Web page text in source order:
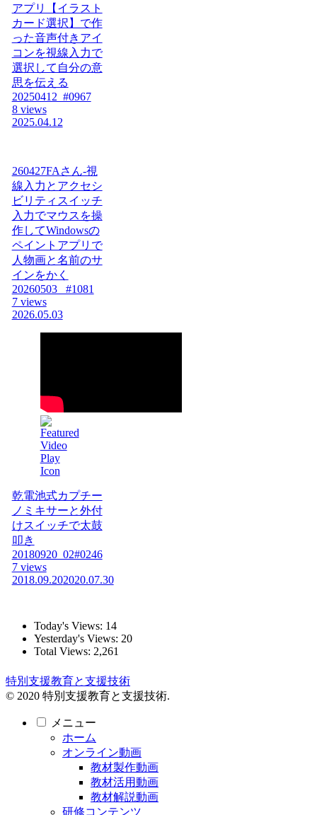
アプリ【イラスト
カード選択】で作
った音声付きアイ
コンを視線入力で
選択して自分の意
思を伝える
20250412_#0967
8 views
2025.04.12
260427FAさん-視
線入力とアクセシ
ビリティスイッチ
入力でマウスを操
作してWindowsの
ペイントアプリで
人物画と名前のサ
インをかく
20260503_ #1081
7 views
2026.05.03
乾電池式カプチー
ノミキサーと外付
けスイッチで太鼓
叩き
20180920_02#0246
7 views
2018.09.202020.07.30
Today's Views: 14
Yesterday's Views: 20
Total Views: 2,261
特別支援教育と支援技術
© 2020 特別支援教育と支援技術.
メニュー
ホーム
オンライン動画
教材製作動画
教材活用動画
教材解説動画
研修コンテンツ